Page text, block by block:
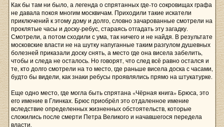
Как бы там ни было, а легенда о спрятанных где-то сокровищах графа
не давала покоя многим москвичам. Приходили такие искатели
приключений к этому дому и долго, словно зачарованные смотрели на
проклятые часы и доску-ребус, стараясь отгадать эту загадку.
Смотрели, а потом сходили с ума, так ничего и не найдя. В результате
московские власти не на шутку напуганные таким разгулом душевных
болезней приказали доску снять, а место где она висела забелить,
чтобы и следа не осталось. Но говорят, что след всё равно остался и
те, кто долго смотрели на то место, где раньше висела доска с часами,
будто бы видели, как знаки ребусы проявлялись прямо на штукатурке.
Еще одно место, где могла быть спрятана «Чёрная книга» Брюса, это
его имение в Глинках. Брюс приобрёл это отдаленное имение
вследствие определенных жизненных обстоятельств, которые
сложились после смерти Петра Великого и начавшегося передела
власти.